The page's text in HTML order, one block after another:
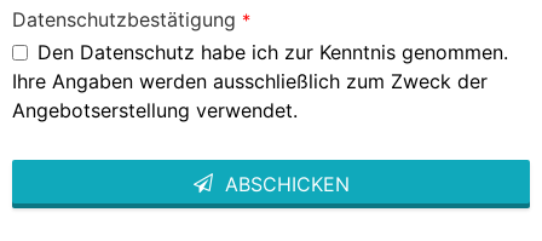
Datenschutzbestätigung *
Den Datenschutz habe ich zur Kenntnis genommen.
Ihre Angaben werden ausschließlich zum Zweck der
Angebotserstellung verwendet.
ABSCHICKEN